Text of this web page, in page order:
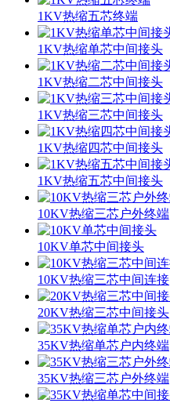
1KV热缩五芯终端
1KV热缩单芯中间接头
1KV热缩二芯中间接头
1KV热缩三芯中间接头
1KV热缩四芯中间接头
1KV热缩五芯中间接头
10KV热缩三芯户外终端
10KV单芯中间接头
10KV热缩三芯中间连接
20KV热缩三芯中间接头
35KV热缩单芯户内终端
35KV热缩三芯户外终端